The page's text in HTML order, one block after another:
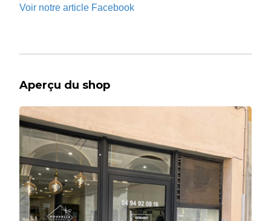
Voir notre article Facebook
Aperçu du shop